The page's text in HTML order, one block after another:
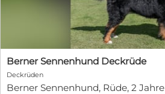
Berner Sennenhund Deckrüde
Deckrüden
Berner Sennenhund, Rüde, 2 Jahre